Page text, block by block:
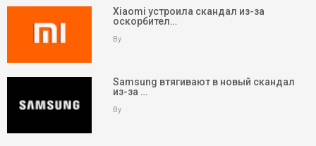
Xiaomi устроила скандал из-за
оскорбител…
By
Samsung втягивают в новый скандал
из-за …
By